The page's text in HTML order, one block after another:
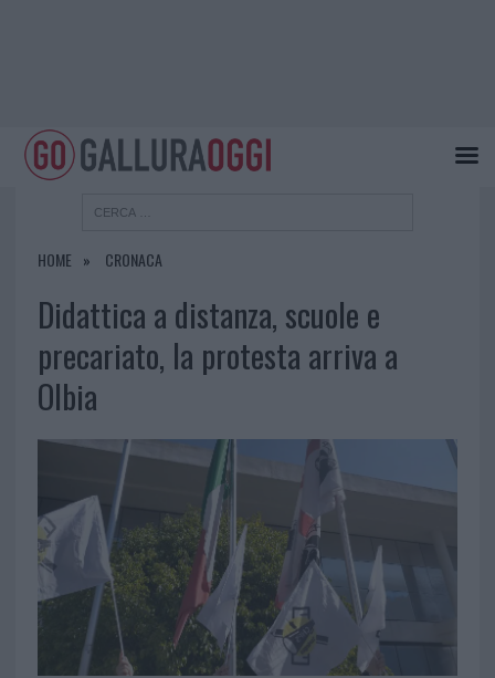
HOME CRONACA
Didattica a distanza, scuole e
precariato, la protesta arriva a
Olbia